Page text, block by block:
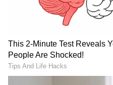
Related Articles
అమ్మాయిలకు ఇండస్ట్రీ సేఫ్
బయటపెట్టిన సింగర్ సునీత
Samantha: సమంతపై పోటీకి
మంచు విష్ణు, తేజ సజ్జా..